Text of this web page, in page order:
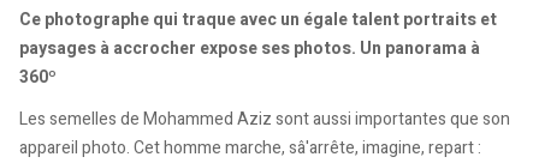
Ce photographe qui traque avec un égale talent portraits et
paysages à accrocher expose ses photos. Un panorama à
360º
Les semelles de Mohammed Aziz sont aussi importantes que son
appareil photo. Cet homme marche, sâ'arrête, imagine, repart :